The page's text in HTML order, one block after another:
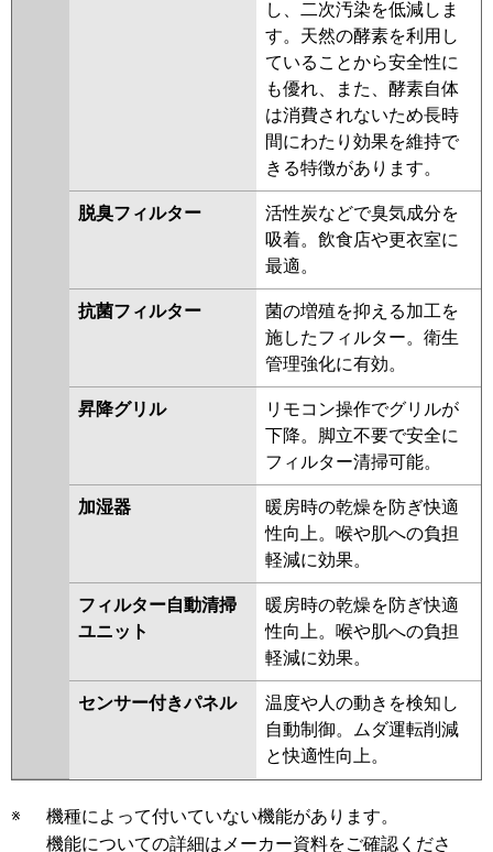
し、二次汚染を低減しま
す。天然の酵素を利用し
ていることから安全性に
も優れ、また、酵素自体
は消費されないため長時
間にわたり効果を維持で
きる特徴があります。
脱臭フィルター
活性炭などで臭気成分を
吸着。飲食店や更衣室に
最適。
抗菌フィルター
菌の増殖を抑える加工を
施したフィルター。衛生
管理強化に有効。
昇降グリル
リモコン操作でグリルが
下降。脚立不要で安全に
フィルター清掃可能。
加湿器
暖房時の乾燥を防ぎ快適
性向上。喉や肌への負担
軽減に効果。
フィルター自動清掃
ユニット
暖房時の乾燥を防ぎ快適
性向上。喉や肌への負担
軽減に効果。
センサー付きパネル
温度や人の動きを検知し
自動制御。ムダ運転削減
と快適性向上。
※
機種によって付いていない機能があります。
機能についての詳細はメーカー資料をご確認くださ